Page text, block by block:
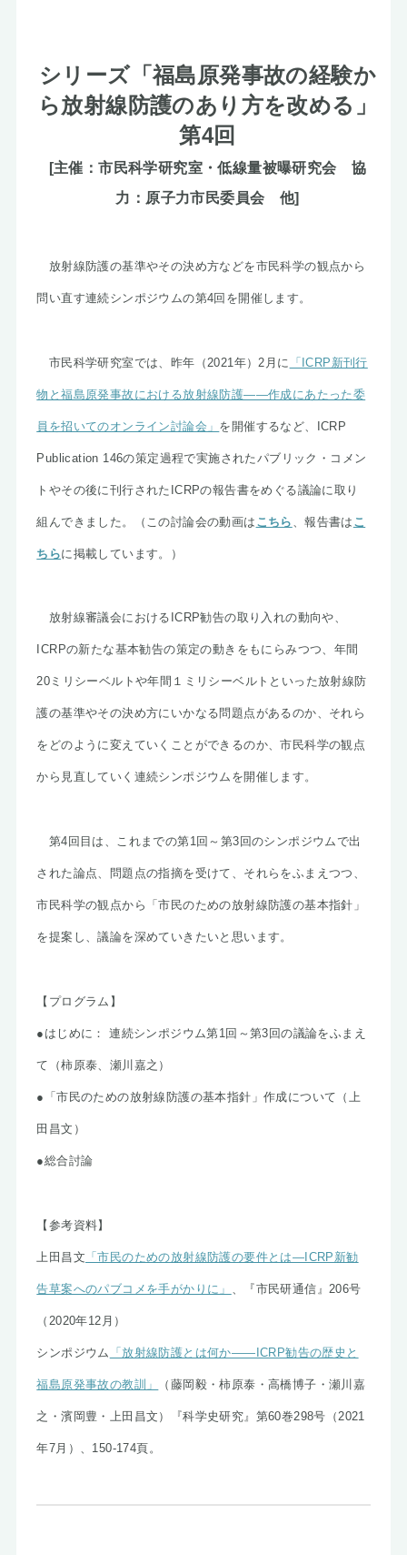
シリーズ「福島原発事故の経験か
ら放射線防護のあり方を改める」
第4回
[主催：市民科学研究室・低線量被曝研究会 協
力：原子力市民委員会 他]
放射線防護の基準やその決め方などを市民科学の観点から
問い直す連続シンポジウムの第4回を開催します。
市民科学研究室では、昨年（2021年）2月に 「ICRP新刊行
物と福島原発事故における放射線防護――作成にあたった委
員を招いてのオンライン討論会」 を開催するなど、ICRP
Publication 146の策定過程で実施されたパブリック・コメン
トやその後に刊行されたICRPの報告書をめぐる議論に取り
組んできました。（この討論会の動画は こちら 、報告書は こ
ちらに掲載しています。）
放射線審議会におけるICRP勧告の取り入れの動向や、
ICRPの新たな基本勧告の策定の動きをもにらみつつ、年間
20ミリシーベルトや年間１ミリシーベルトといった放射線防
護の基準やその決め方にいかなる問題点があるのか、それら
をどのように変えていくことができるのか、市民科学の観点
から見直していく連続シンポジウムを開催します。
第4回目は、これまでの第1回～第3回のシンポジウムで出
された論点、問題点の指摘を受けて、それらをふまえつつ、
市民科学の観点から「市民のための放射線防護の基本指針」
を提案し、議論を深めていきたいと思います。
【プログラム】
●はじめに： 連続シンポジウム第1回～第3回の議論をふまえ
て（柿原泰、瀬川嘉之）
●「市民のための放射線防護の基本指針」作成について（上
田昌文）
●総合討論
【参考資料】
上田昌文 「市民のための放射線防護の要件とは―ICRP新勧
告草案へのパブコメを手がかりに」 、『市民研通信』206号
（2020年12月）
シンポジウム 「放射線防護とは何か――ICRP勧告の歴史と
福島原発事故の教訓」 （藤岡毅・柿原泰・高橋博子・瀬川嘉
之・濱岡豊・上田昌文）『科学史研究』第60巻298号（2021
年7月）、150-174頁。